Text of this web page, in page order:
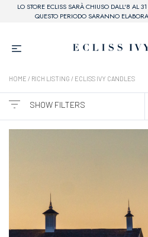
LO STORE ECLISS SARÀ CHIUSO DALL'8 AL
QUESTO PERIODO SARANNO
HOME / RICH LISTING / ECLISS IVY CANDLES
SHOW FILTERS
CATEGORIE
20,00€ - 60,00€
61,00€ - 110,00€